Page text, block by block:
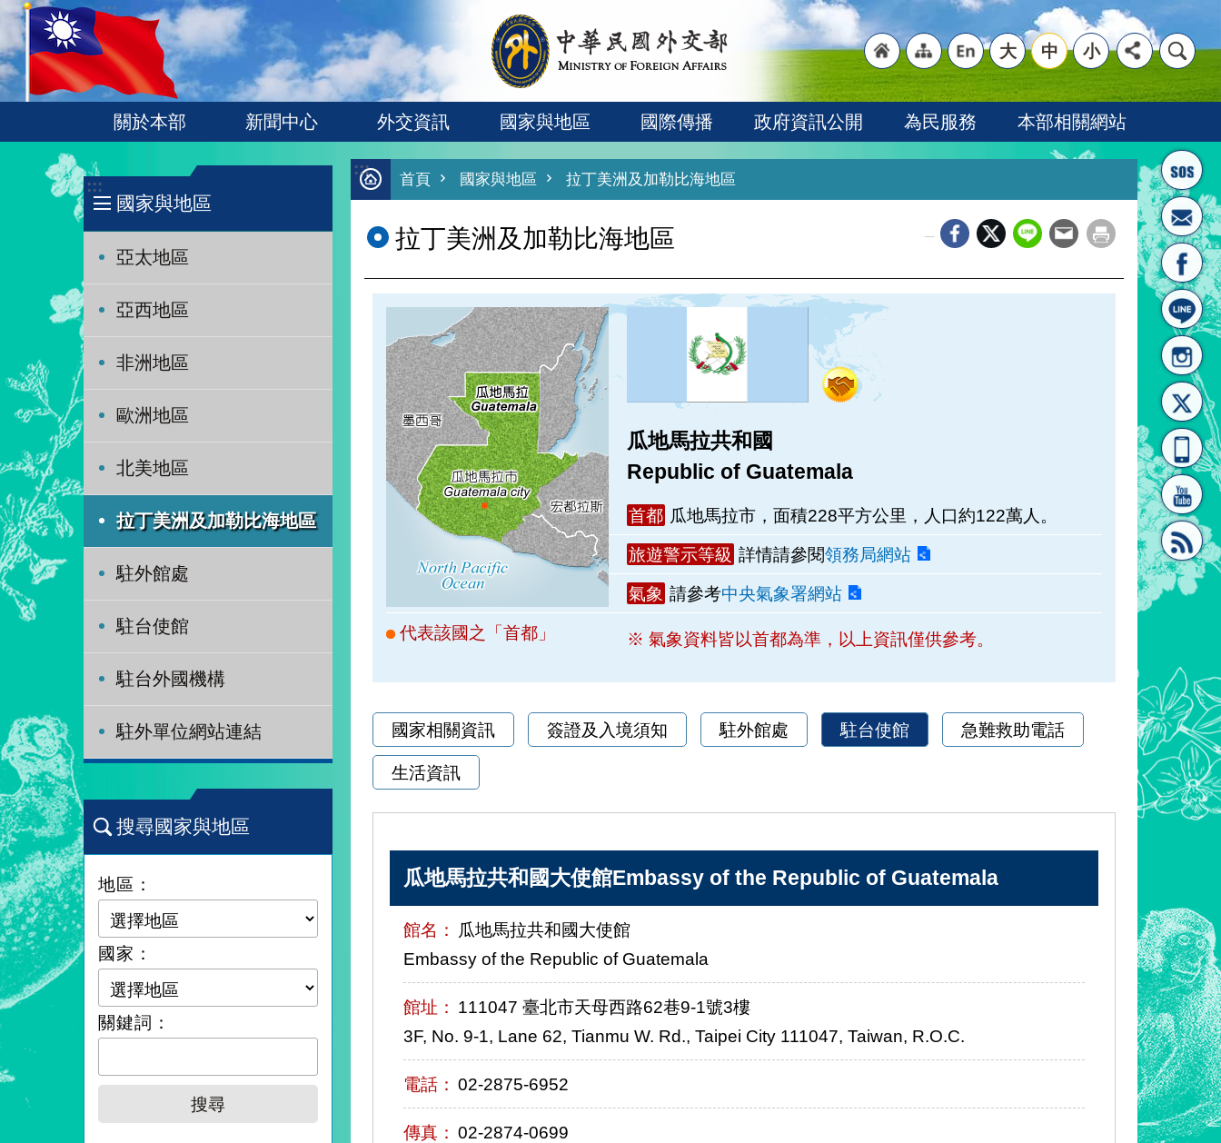
跳到主要內容區塊
:::
首頁
"網
站導
"英
文語
大 中 小
關於本部 新聞中心 外交資訊 國家與地區 國際傳播 政府資訊公開 為民服務 本部相關網站
:::
國家與地區
亞太地區
亞西地區
非洲地區
歐洲地區
北美地區
拉丁美洲及加勒比海地區
駐外館處
駐台使館
駐台外國機構
駐外單位網站連結
搜尋國家與地區
地區：
國家：
關鍵詞：
:::
首頁 國家與地區 拉丁美洲及加勒比海地區
拉丁美洲及加勒比海地區
代表該國之「首都」
瓜地馬拉共和國
Republic of Guatemala
首都 瓜地馬拉市，面積228平方公里，人口約122萬人。
旅遊警示等級 詳情請參閱領務局網站
氣象 請參考中央氣象署網站
※ 氣象資料皆以首都為準，以上資訊僅供參考。
國家相關資訊 簽證及入境須知 駐外館處 駐台使館 急難救助電話
生活資訊
瓜地馬拉共和國大使館Embassy of the Republic of Guatemala
館名：
瓜地馬拉共和國大使館
Embassy of the Republic of Guatemala
館址： 111047 臺北市天母西路62巷9-1號3樓
3F, No. 9-1, Lane 62, Tianmu W. Rd., Taipei City 111047, Taiwan, R.O.C.
電話： 02-2875-6952
傳真： 02-2874-0699